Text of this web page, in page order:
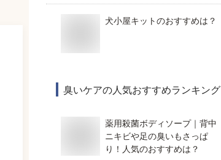
犬小屋キットのおすすめは？
臭いケアの人気おすすめランキング
薬用殺菌ボディソープ｜背中
ニキビや足の臭いもさっぱ
り！人気のおすすめは？